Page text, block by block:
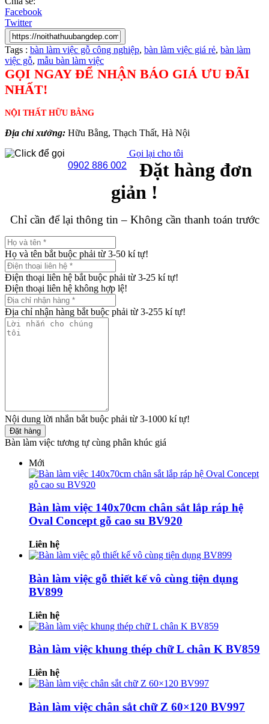
Facebook
Twitter
Tags : bàn làm việc gỗ công nghiệp, bàn làm việc giá rẻ, bàn làm
việc gỗ, mẫu bàn làm việc
GỌI NGAY ĐỂ NHẬN BÁO GIÁ ƯU ĐÃI
NHẤT!
NỘI THẤT HỮU BẰNG
Địa chỉ xưởng: Hữu Bằng, Thạch Thất, Hà Nội
0902 886 002
Gọi lại cho tôi
Đặt hàng đơn
giản !
Chỉ cần để lại thông tin – Không cần thanh toán trước
Họ và tên bắt buộc phải từ 3-50 kí tự!
Điện thoại liên hệ bắt buộc phải từ 3-25 kí tự!
Điện thoại liên hệ không hợp lệ!
Địa chỉ nhận hàng bắt buộc phải từ 3-255 kí tự!
Nội dung lời nhắn bắt buộc phải từ 3-1000 kí tự!
Đặt hàng
Bàn làm việc tương tự cùng phân khúc giá
Mới
Bàn làm việc 140x70cm chân sắt lắp ráp hệ
Oval Concept gỗ cao su BV920
Liên hệ
Bàn làm việc gỗ thiết kế vô cùng tiện dụng
BV899
Liên hệ
Bàn làm việc khung thép chữ L chân K BV859
Liên hệ
Bàn làm việc chân sắt chữ Z 60×120 BV997